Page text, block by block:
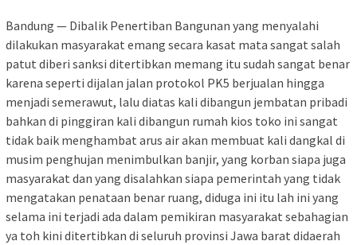
Bandung — Dibalik Penertiban Bangunan yang menyalahi
dilakukan masyarakat emang secara kasat mata sangat salah
patut diberi sanksi ditertibkan memang itu sudah sangat benar
karena seperti dijalan jalan protokol PK5 berjualan hingga
menjadi semerawut, lalu diatas kali dibangun jembatan pribadi
bahkan di pinggiran kali dibangun rumah kios toko ini sangat
tidak baik menghambat arus air akan membuat kali dangkal di
musim penghujan menimbulkan banjir, yang korban siapa juga
masyarakat dan yang disalahkan siapa pemerintah yang tidak
mengatakan penataan benar ruang, diduga ini itu lah ini yang
selama ini terjadi ada dalam pemikiran masyarakat sebahagian
ya toh kini ditertibkan di seluruh provinsi Jawa barat didaerah